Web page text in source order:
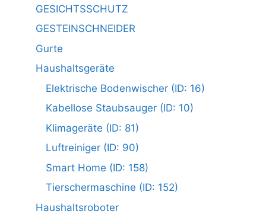
GESICHTSSCHUTZ
GESTEINSCHNEIDER
Gurte
Haushaltsgeräte
Elektrische Bodenwischer (ID: 16)
Kabellose Staubsauger (ID: 10)
Klimageräte (ID: 81)
Luftreiniger (ID: 90)
Smart Home (ID: 158)
Tierschermaschine (ID: 152)
Haushaltsroboter